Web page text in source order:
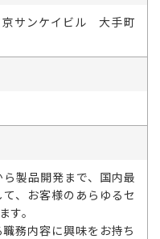
サンケイビル 大手町
製品開発まで、国内最
、お客様のあらゆるセ
す。
務内容に興味をお持ち